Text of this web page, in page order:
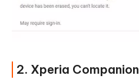
2. Xperia Companion